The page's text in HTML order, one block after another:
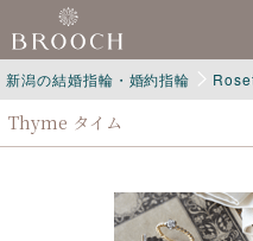
新潟の結婚指輪・婚約指輪
Thyme タイム